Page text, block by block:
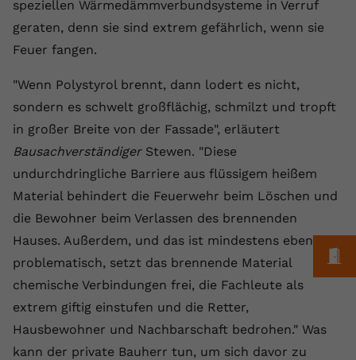
speziellen Wärmedämmverbundsysteme in Verruf
geraten, denn sie sind extrem gefährlich, wenn sie
Feuer fangen.
"Wenn Polystyrol brennt, dann lodert es nicht,
sondern es schwelt großflächig, schmilzt und tropft
in großer Breite von der Fassade", erläutert
BausachverständigerStewen. "Diese
undurchdringliche Barriere aus flüssigem heißem
Material behindert die Feuerwehr beim Löschen und
die Bewohner beim Verlassen des brennenden
Hauses. Außerdem, und das ist mindestens ebenso
problematisch, setzt das brennende Material
chemische Verbindungen frei, die Fachleute als
extrem giftig einstufen und die Retter,
Hausbewohner und Nachbarschaft bedrohen." Was
kann der private Bauherr tun, um sich davor zu
Laufzeit 1 Jahr
Zweck
Dieser Wert speichert Ihre Consent-
historische Speicherung Ihrer
vorgenommen Einstellungen, falls der
Webseiten-Betreiber dies eingestellt
Name fe_typo_user
Laufzeit Session
Zweck
Dieses Cookie wird verwendet, um die
Speicherung von
Benutzereinstellungen zu ermöglichen.
Zweck
wiederzuerkennen und statistische
Informationen zur Nutzung der
Name _gcl au
Zweck
Wird von Google Ads für das
Conversion-Tracking verwendet, um
Website zuzuordnen.
Cookie-Informationen anzeigen
Externe Inhalte
um Ihnen zusätzliche Informationen anzubieten.
Anbieter vimeo.com
Zweck
Vimeo installiert dieses Cookie, um
Tracking-Informationen zu sammeln,
indem es eine eindeutige ID zum
setzt.
Cookie-Informationen anzeigen